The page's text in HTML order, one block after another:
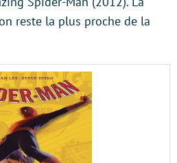
reste la plus proche de la